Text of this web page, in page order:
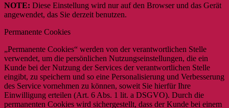
NOTE: Diese Einstellung wird nur auf den Browser und das Gerät
angewendet, das Sie derzeit benutzen.
Permanente Cookies
„Permanente Cookies“ werden von der verantwortlichen Stelle
verwendet, um die persönlichen Nutzungseinstellungen, die ein
Kunde bei der Nutzung der Services der verantwortlichen Stelle
eingibt, zu speichern und so eine Personalisierung und Verbesserung
des Service vornehmen zu können, soweit Sie hierfür Ihre
Einwilligung erteilen (Art. 6 Abs. 1 lit. a DSGVO). Durch die
permanenten Cookies wird sichergestellt, dass der Kunde bei einem